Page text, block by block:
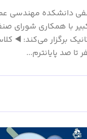
دانشکده مهندسی
با همکاری شورای
برگزار می‌کند: ◀️
صد پایانترم...